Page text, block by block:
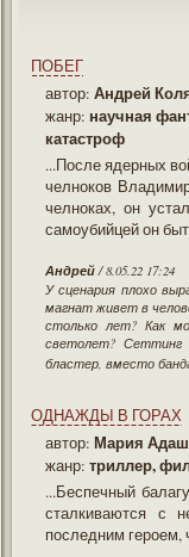
ПОБЕГ
автор: Андрей
жанр: научная
катастроф
...После ядерных
челноков
челноках, он
самоубийцей он
Андрей/ 8.05.22 17:24
У сценария плохо
магнат живет в
столько лет? Как
светолет?
бластер, вместо
ОДНАЖДЫ В ГОРАХ
автор: Мария
жанр: триллер,
...Беспечный
сталкиваются с
последним героем,